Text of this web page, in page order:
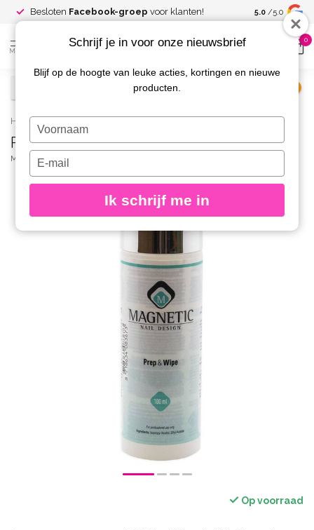
Besloten Facebook-groep voor klanten! Spaar voor
kortingen
5.0 /5.0
MENU
0
Home / Prep & Wipe
Prep & Wipe
MAGNETIC
Op voorraad
Schrijf je in voor onze nieuwsbrief
Blijf op de hoogte van leuke acties, kortingen en nieuwe
producten.
Typ
je
naam
Typ
je
e-
in
Ik schrijf me in